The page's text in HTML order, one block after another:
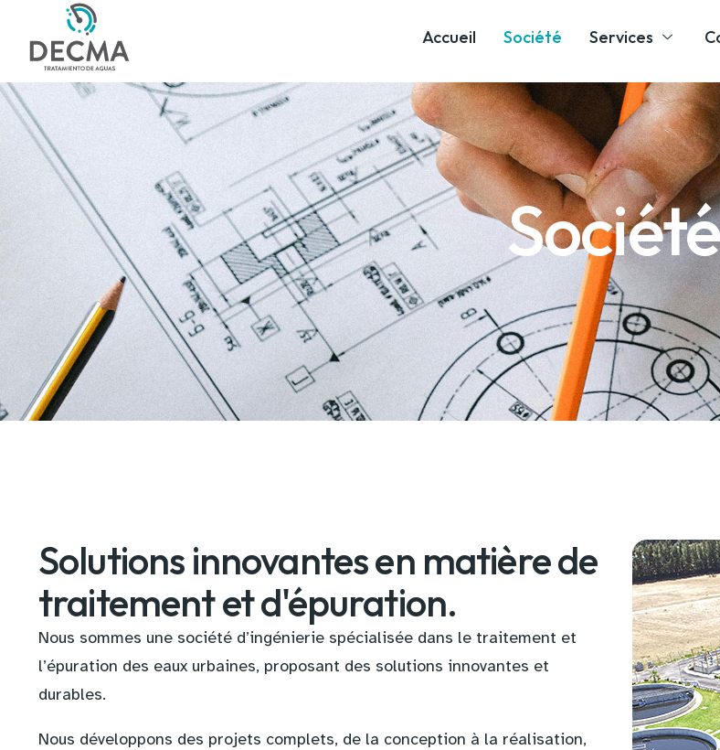
Accueil Société Services
Société
Solutions innovantes en matière de
traitement et d'épuration.
Nous sommes une société d’ingénierie spécialisée dans le traitement et
l’épuration des eaux urbaines, proposant des solutions innovantes et
durables.
Nous développons des projets complets, de la conception à la réalisation,